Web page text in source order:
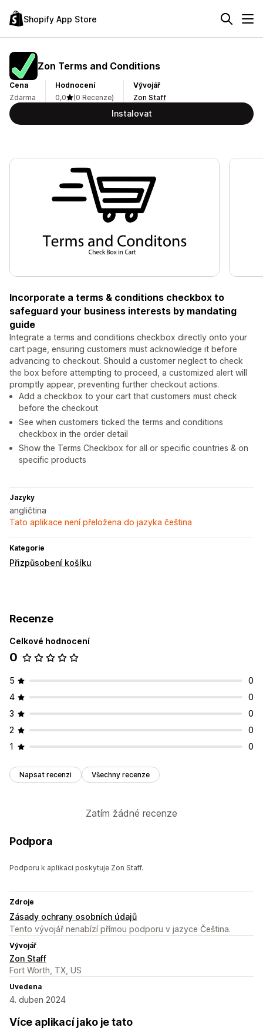
Shopify App Store
Zon Terms and Conditions
Cena
Zdarma
Hodnocení
0,0
(0 Recenze)
Vývojář
Zon Staff
Instalovat
Incorporate a terms & conditions checkbox to
safeguard your business interests by mandating
guide
Integrate a terms and conditions checkbox directly onto your
cart page, ensuring customers must acknowledge it before
advancing to checkout. Should a customer neglect to check
the box before attempting to proceed, a customized alert will
promptly appear, preventing further checkout actions.
Add a checkbox to your cart that customers must check
before the checkout
See when customers ticked the terms and conditions
checkbox in the order detail
Show the Terms Checkbox for all or specific countries & on
specific products
Jazyky
angličtina
Tato aplikace není přeložena do jazyka čeština
Kategorie
Přizpůsobení košíku
Recenze
Celkové hodnocení
0
5
0
4
0
3
0
2
0
1
0
Napsat recenzi Všechny recenze
Zatím žádné recenze
Podpora
Podporu k aplikaci poskytuje Zon Staff.
Zdroje
Zásady ochrany osobních údajů
Tento vývojář nenabízí přímou podporu v jazyce Čeština.
Vývojář
Zon Staff
Fort Worth, TX, US
Uvedena
4. duben 2024
Více aplikací jako je tato